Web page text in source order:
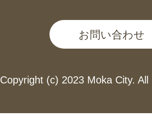
お問い合わせ
Copyright (c) 2023 Moka City.